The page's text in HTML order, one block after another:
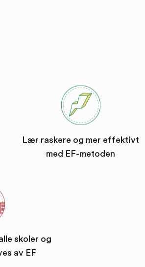
Lær raskere og mer effektivt
med EF-metoden
skoler og
av EF